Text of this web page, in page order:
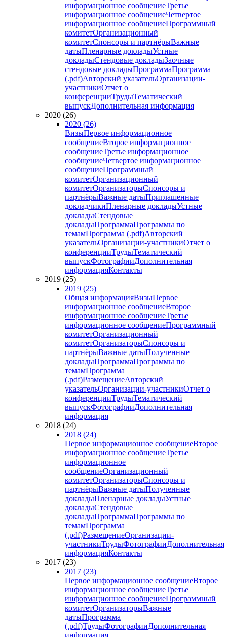
информационное сообщениеТретье
информационное сообщениеЧетвертое
информационное сообщениеПрограммный
комитетОрганизационный
комитетСпонсоры и партнёрыВажные
датыПленарные докладыУстные
докладыСтендовые докладыЗаочные
стендовые докладыПрограммаПрограмма
(.pdf)Авторский указательОрганизации-
участникиОтчет о
конференцииТрудыТематический
выпускДополнительная информация
2020 (26)
2020 (26)
ВизыПервое информационное
сообщениеВторое информационное
сообщениеТретье информационное
сообщениеЧетвертое информационное
сообщениеПрограммный
комитетОрганизационный
комитетОрганизаторыСпонсоры и
партнёрыВажные датыПриглашенные
докладчикиПленарные докладыУстные
докладыСтендовые
докладыПрограммаПрограммы по
темамПрограмма (.pdf)Авторский
указательОрганизации-участникиОтчет о
конференцииТрудыТематический
выпускФотографииДополнительная
информацияКонтакты
2019 (25)
2019 (25)
Общая информацияВизыПервое
информационное сообщениеВторое
информационное сообщениеТретье
информационное сообщениеПрограммный
комитетОрганизационный
комитетОрганизаторыСпонсоры и
партнёрыВажные датыПолученные
докладыПрограммаПрограммы по
темамПрограмма
(.pdf)РазмещениеАвторский
указательОрганизации-участникиОтчет о
конференцииТрудыТематический
выпускФотографииДополнительная
информация
2018 (24)
2018 (24)
Первое информационное сообщениеВторое
информационное сообщениеТретье
информационное
сообщениеОрганизационный
комитетОрганизаторыСпонсоры и
партнёрыВажные датыПолученные
докладыПленарные докладыУстные
докладыСтендовые
докладыПрограммаПрограммы по
темамПрограмма
(.pdf)РазмещениеОрганизации-
участникиТрудыФотографииДополнительная
информацияКонтакты
2017 (23)
2017 (23)
Первое информационное сообщениеВторое
информационное сообщениеТретье
информационное сообщениеПрограммный
комитетОрганизаторыВажные
датыПрограмма
(.pdf)ТрудыФотографииДополнительная
информация